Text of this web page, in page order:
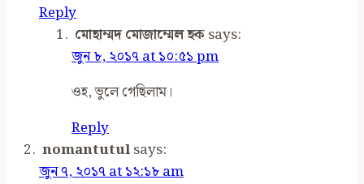
Reply
মোহাম্মদ মোজাম্মেল হকsays:
জুন ৮, ২০১৭ at ১০:৫১ pm
ওহ, ভুলে গেছিলাম।
Reply
nomantutulsays:
জুন ৭, ২০১৭ at ১২:১৮ am